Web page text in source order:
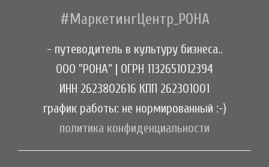
#МаркетингЦентр_РОНА
- путеводитель в культуру бизнеса..
ООО "РОНА" | ОГРН 1132651012394
ИНН 2623802616 КПП 262301001
график работы: не нормированный :-)
политика конфиденциальности